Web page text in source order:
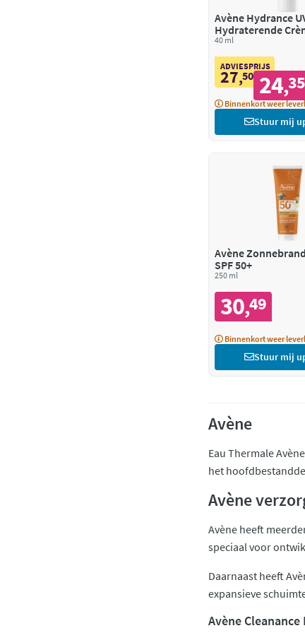
Avène Hydrance UV
Hydraterende
40 ml
ADVIESPRIJS
27,50 24,35
Binnenkort weer
Stuur mij
Avène
SPF 50+
250 ml
30,49
Binnenkort weer
Stuur mij
Avène
Eau Thermale
het
Avène
Avène heeft
speciaal voor
Daarnaast heeft
expansieve
Avène Cleanance